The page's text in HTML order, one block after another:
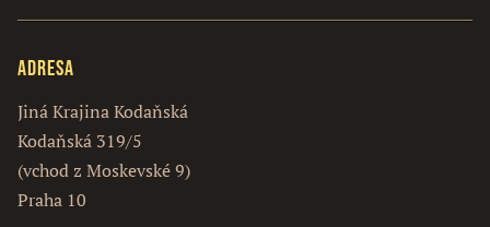
Adresa
Jiná Krajina Kodaňská
Kodaňská 319/5
(vchod z Moskevské 9)
Praha 10